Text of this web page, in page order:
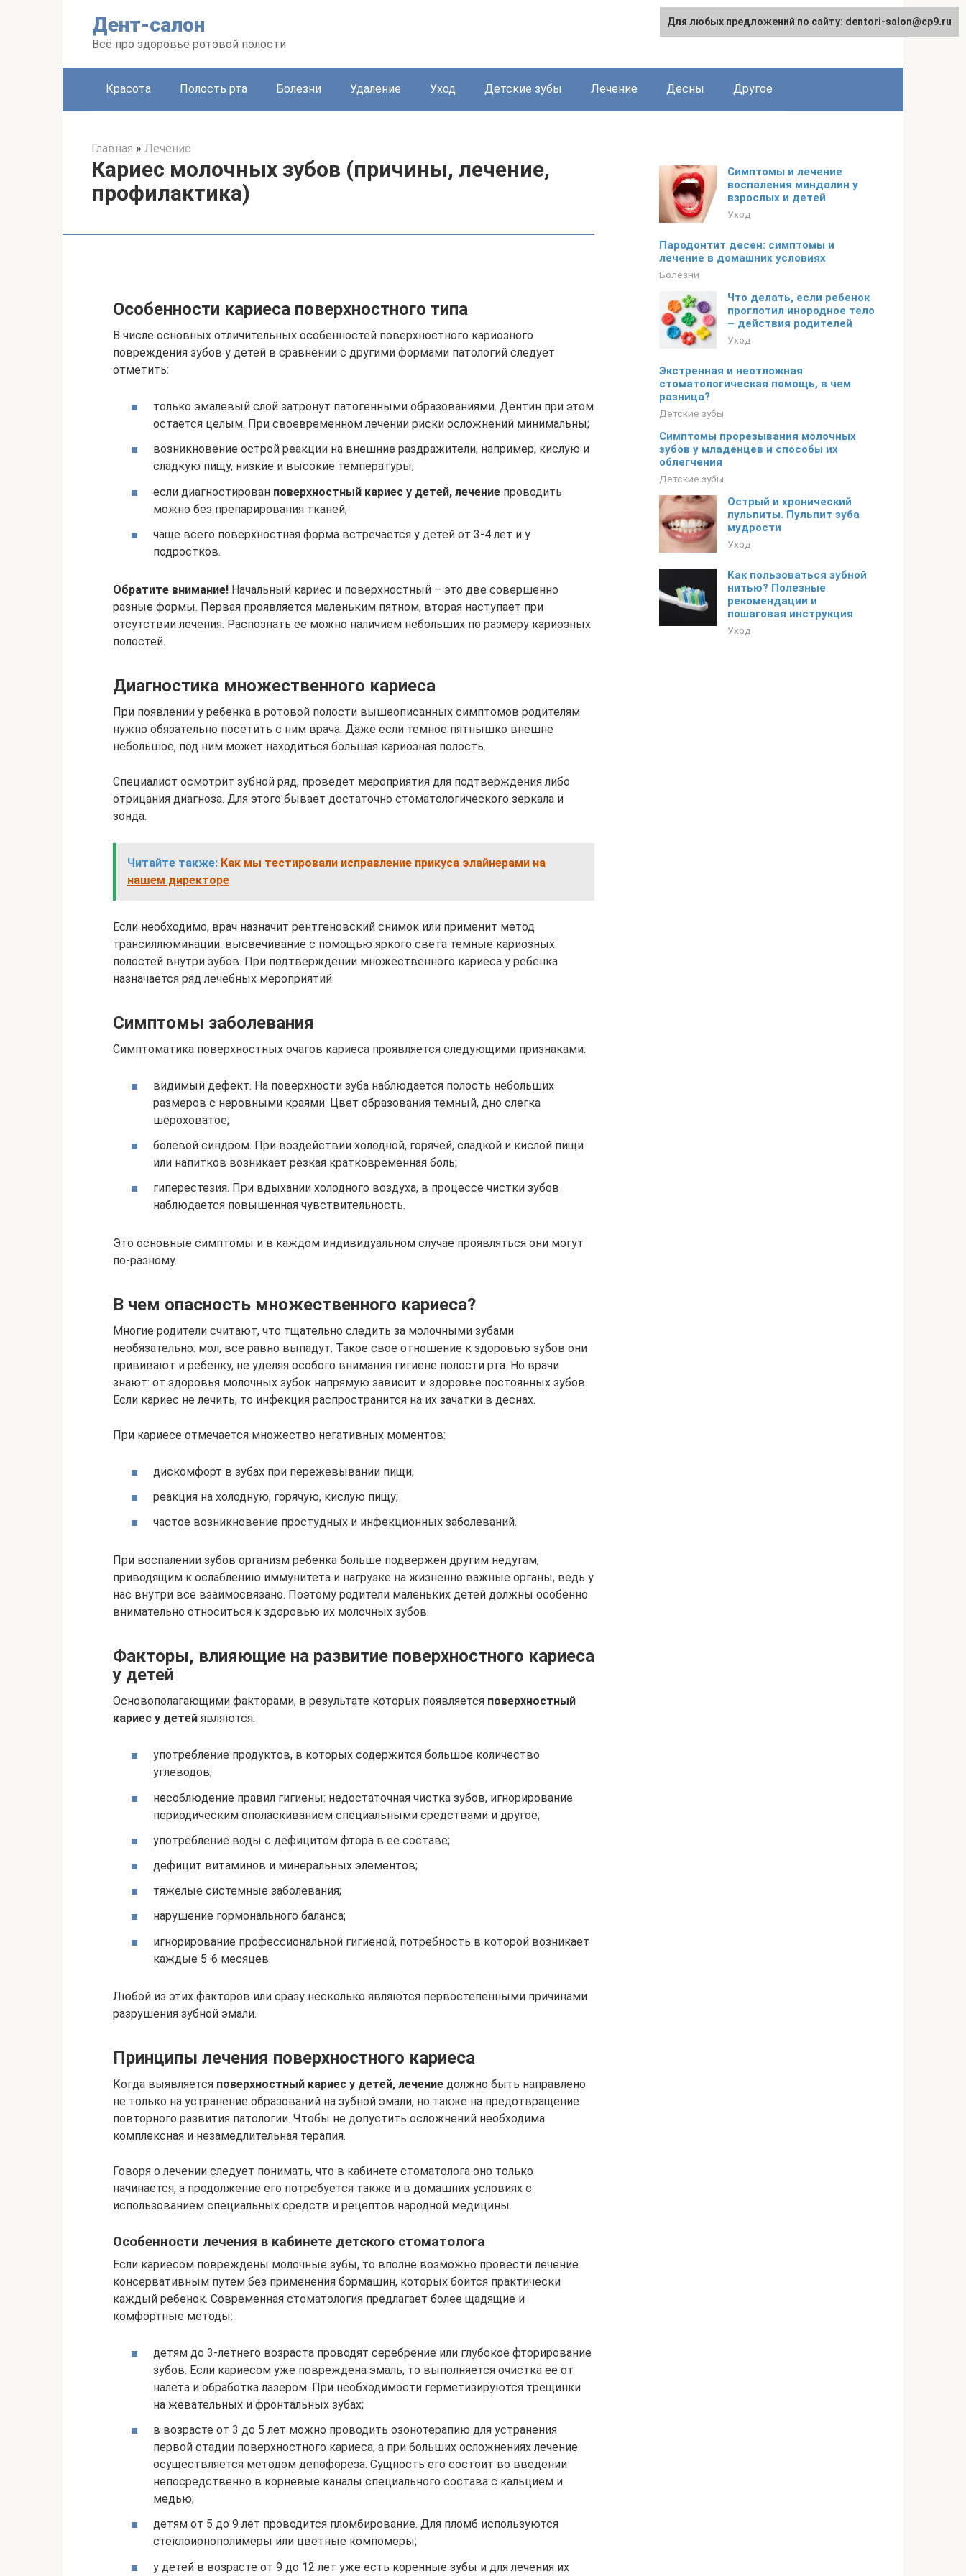
Дент-салон
Всё про здоровье ротовой полости
Красота Полость рта Болезни Удаление Уход Детские зубы Лечение Десны Другое
Главная » Лечение
Кариес молочных зубов (причины, лечение,
профилактика)
Особенности кариеса поверхностного типа
В числе основных отличительных особенностей поверхностного кариозного
повреждения зубов у детей в сравнении с другими формами патологий следует
отметить:
только эмалевый слой затронут патогенными образованиями. Дентин при этом
остается целым. При своевременном лечении риски осложнений минимальны;
возникновение острой реакции на внешние раздражители, например, кислую и
сладкую пищу, низкие и высокие температуры;
если диагностирован поверхностный кариес у детей, лечение проводить
можно без препарирования тканей;
чаще всего поверхностная форма встречается у детей от 3-4 лет и у
подростков.
Обратите внимание! Начальный кариес и поверхностный – это две совершенно
разные формы. Первая проявляется маленьким пятном, вторая наступает при
отсутствии лечения. Распознать ее можно наличием небольших по размеру кариозных
полостей.
Диагностика множественного кариеса
При появлении у ребенка в ротовой полости вышеописанных симптомов родителям
нужно обязательно посетить с ним врача. Даже если темное пятнышко внешне
небольшое, под ним может находиться большая кариозная полость.
Специалист осмотрит зубной ряд, проведет мероприятия для подтверждения либо
отрицания диагноза. Для этого бывает достаточно стоматологического зеркала и
зонда.
Читайте также: Как мы тестировали исправление прикуса элайнерами на
нашем директоре
Если необходимо, врач назначит рентгеновский снимок или применит метод
трансиллюминации: высвечивание с помощью яркого света темные кариозных
полостей внутри зубов. При подтверждении множественного кариеса у ребенка
назначается ряд лечебных мероприятий.
Симптомы заболевания
Симптоматика поверхностных очагов кариеса проявляется следующими признаками:
видимый дефект. На поверхности зуба наблюдается полость небольших
размеров с неровными краями. Цвет образования темный, дно слегка
шероховатое;
болевой синдром. При воздействии холодной, горячей, сладкой и кислой пищи
или напитков возникает резкая кратковременная боль;
гиперестезия. При вдыхании холодного воздуха, в процессе чистки зубов
наблюдается повышенная чувствительность.
Это основные симптомы и в каждом индивидуальном случае проявляться они могут
по-разному.
В чем опасность множественного кариеса?
Многие родители считают, что тщательно следить за молочными зубами
необязательно: мол, все равно выпадут. Такое свое отношение к здоровью зубов они
прививают и ребенку, не уделяя особого внимания гигиене полости рта. Но врачи
знают: от здоровья молочных зубок напрямую зависит и здоровье постоянных зубов.
Если кариес не лечить, то инфекция распространится на их зачатки в деснах.
При кариесе отмечается множество негативных моментов:
дискомфорт в зубах при пережевывании пищи;
реакция на холодную, горячую, кислую пищу;
частое возникновение простудных и инфекционных заболеваний.
При воспалении зубов организм ребенка больше подвержен другим недугам,
приводящим к ослаблению иммунитета и нагрузке на жизненно важные органы, ведь у
нас внутри все взаимосвязано. Поэтому родители маленьких детей должны особенно
внимательно относиться к здоровью их молочных зубов.
Факторы, влияющие на развитие поверхностного кариеса
у детей
Основополагающими факторами, в результате которых появляется поверхностный
кариес у детей являются:
употребление продуктов, в которых содержится большое количество
углеводов;
несоблюдение правил гигиены: недостаточная чистка зубов, игнорирование
периодическим ополаскиванием специальными средствами и другое;
употребление воды с дефицитом фтора в ее составе;
дефицит витаминов и минеральных элементов;
тяжелые системные заболевания;
нарушение гормонального баланса;
игнорирование профессиональной гигиеной, потребность в которой возникает
каждые 5-6 месяцев.
Любой из этих факторов или сразу несколько являются первостепенными причинами
разрушения зубной эмали.
Принципы лечения поверхностного кариеса
Когда выявляется поверхностный кариес у детей, лечение должно быть направлено
не только на устранение образований на зубной эмали, но также на предотвращение
повторного развития патологии. Чтобы не допустить осложнений необходима
комплексная и незамедлительная терапия.
Говоря о лечении следует понимать, что в кабинете стоматолога оно только
начинается, а продолжение его потребуется также и в домашних условиях с
использованием специальных средств и рецептов народной медицины.
Особенности лечения в кабинете детского стоматолога
Если кариесом повреждены молочные зубы, то вполне возможно провести лечение
консервативным путем без применения бормашин, которых боится практически
каждый ребенок. Современная стоматология предлагает более щадящие и
комфортные методы:
детям до 3-летнего возраста проводят серебрение или глубокое фторирование
зубов. Если кариесом уже повреждена эмаль, то выполняется очистка ее от
налета и обработка лазером. При необходимости герметизируются трещинки
на жевательных и фронтальных зубах;
в возрасте от 3 до 5 лет можно проводить озонотерапию для устранения
первой стадии поверхностного кариеса, а при больших осложнениях лечение
осуществляется методом депофореза. Сущность его состоит во введении
непосредственно в корневые каналы специального состава с кальцием и
медью;
детям от 5 до 9 лет проводится пломбирование. Для пломб используются
стеклоионополимеры или цветные компомеры;
у детей в возрасте от 9 до 12 лет уже есть коренные зубы и для лечения их
Симптомы и лечение
воспаления миндалин у
взрослых и детей
Уход
Пародонтит десен: симптомы и
лечение в домашних условиях
Болезни
Что делать, если ребенок
проглотил инородное тело
– действия родителей
Уход
Экстренная и неотложная
стоматологическая помощь, в чем
разница?
Детские зубы
Симптомы прорезывания молочных
зубов у младенцев и способы их
облегчения
Детские зубы
Острый и хронический
пульпиты. Пульпит зуба
мудрости
Уход
Как пользоваться зубной
нитью? Полезные
рекомендации и
пошаговая инструкция
Уход
Для любых предложений по сайту: dentori-salon@cp9.ru